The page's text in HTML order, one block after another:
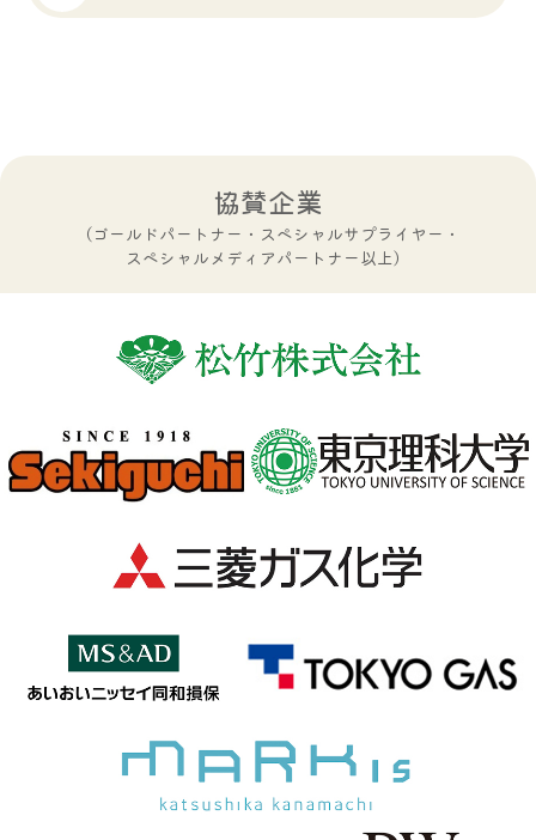
協賛企業
（ゴールドパートナー・スペシャルサプライヤー・
スペシャルメディアパートナー以上）